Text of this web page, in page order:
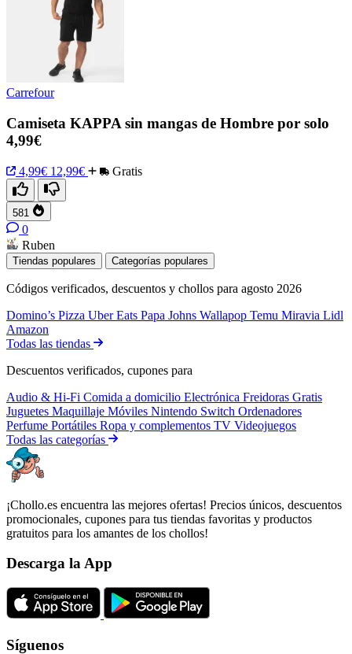
Carrefour
Camiseta KAPPA sin mangas de Hombre por solo
4,99€
4,99€ 12,99€ Gratis
581
0
Ruben
Tiendas populares Categorías populares
Códigos verificados, descuentos y chollos para agosto 2026
Domino’s Pizza Uber Eats Papa Johns Wallapop Temu Miravia Lidl
Amazon
Todas las tiendas
Descuentos verificados, cupones para
Audio & Hi-Fi Comida a domicilio Electrónica Freidoras Gratis
Juguetes Maquillaje Móviles Nintendo Switch Ordenadores
Perfume Portátiles Ropa y complementos TV Videojuegos
Todas las categorías
¡Chollo.es encuentra las mejores ofertas! Precios únicos, descuentos
promocionales, cupones para tus tiendas favoritas y productos
gratuitos para los amantes de los chollos!
Descarga la App
Síguenos